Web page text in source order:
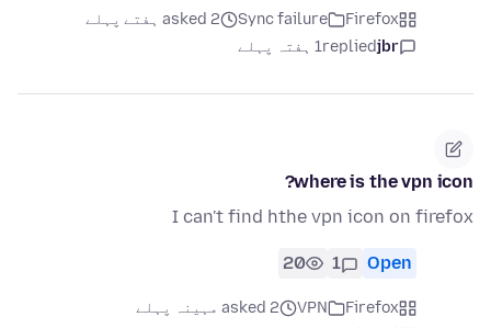
Firefox
Sync failure
asked 2 ہفتے پہلے
jbr
replied1 ہفتہ پہلے
where is the vpn icon?
I can't find hthe vpn icon on firefox
Open
1
20
Firefox
VPN
asked 2 مہینہ پہلے